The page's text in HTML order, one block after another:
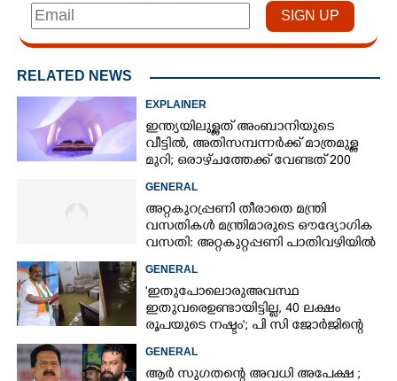
RELATED NEWS
EXPLAINER
ഇന്ത്യയിലുള്ളത് അംബാനിയുടെ
വീട്ടിൽ, അതിസമ്പന്നർക്ക് മാത്രമുള്ള
മുറി; ഒരാഴ്‌ചത്തേക്ക് വേണ്ടത് 200
GENERAL
അറ്റകുറ്രപ്പണി തീരാതെ മന്ത്രി
വസതികൾ മന്ത്രിമാരുടെ ഔദ്യോഗിക
വസതി: അറ്റകുറ്റപ്പണി പാതിവഴിയിൽ
GENERAL
'ഇതുപോലൊരു അവസ്ഥ
ഇതുവരെ ഉണ്ടായിട്ടില്ല, 40 ലക്ഷം
രൂപയുടെ നഷ്ടം'; പി സി ജോർജിന്റെ
GENERAL
ആർ സുഗതന്റെ അവധി അപേക്ഷ ;